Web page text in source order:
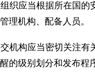
织应当根据所在国
理机构、配备人员。
构应当密切关注有
的级别划分和发布程